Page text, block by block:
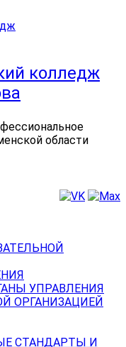
колледж
области
УПРАВЛЕНИЯ
ОРГАНИЗАЦИЕЙ
СТАНДАРТЫ И